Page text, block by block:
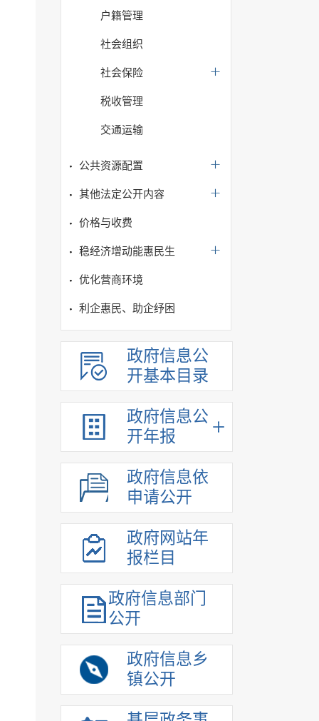
户籍管理
社会组织
社会保险
税收管理
交通运输
公共资源配置
其他法定公开内容
价格与收费
稳经济增动能惠民生
优化营商环境
利企惠民、助企纾困
政府信息公
开基本目录
政府信息公
开年报
政府信息依
申请公开
政府网站年
报栏目
政府信息部门
公开
政府信息乡
镇公开